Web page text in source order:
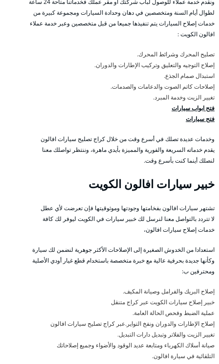
ونقدم خدمة عملاء للوصول لباب شركتك أو مقر عملك فخدماتنا متاحة 24 ساعة
لطوال أيام السنة ومتخصصين في دهان وحدادة السيارات ومجموعة كبيرة من
خدمات إصلاح السيارات يتم تنفيذها جميعا من قبل متخصصين وعبر خدمة عملاء
افالون الكويت :
تصليح المحرك وشرائط المحرك.
إصلاح التوجيه والتعليق وتركيب الإطارات والدوران.
استبدال صمام الجذع.
إصلاحات كاتم الصوت والدعامات والصدمات.
تغيير الزيت وخدمة المبرد.
فتح ابواب سيارات
فتح سيارات
وخدمات عديدة تصلك في أسرع وقت من خلال كراج تصليح سيارات افالون
يقدم خدماته السريعة والفورية والمميزة بأيدي ماهرة، وننتظر تواصلك معنا
لنصلك أينما كنت بأسرع وقت.
خبير سيارات افالون الكويت
تشتهر سيارات افالون بفخامتها وجودتها وموثوقيتها فإن تعرضت لأي عطل
لا تتردد بالتواصل معنا لنرسل لك خبير سيارات في الكويت ليوفر لك كافة
خدمات إصلاح سيارات افالون،
استعدادا من الخدوش الصغيرة إلى الإصلاحات الأكثر جوهرية لنضمن لك سيارة
وكأنها جديدة بحرفية عالية مع خبرة متخصصة باستخدام قطع غيار أودي الأصلية
ومحترفين ب:
إصلاح البريك والفرامل وصيانة المكيف.
خبير إصلاح سيارات الكويت عبر كراج متنقل
عملية الضبط وفحص الحالة العامة.
إصلاح الإطارات والدوران ونفخ التواير.عبر كراج تصليح سيارات افالون
تغيير الزيت والفلاتر وتبديل دارات التبديل.
صيانة أسلاك الكهرباء ومتابعة عديد الوقود والأضواء وجميع إصلاحاتك
التلقائية في سيارة افالون.